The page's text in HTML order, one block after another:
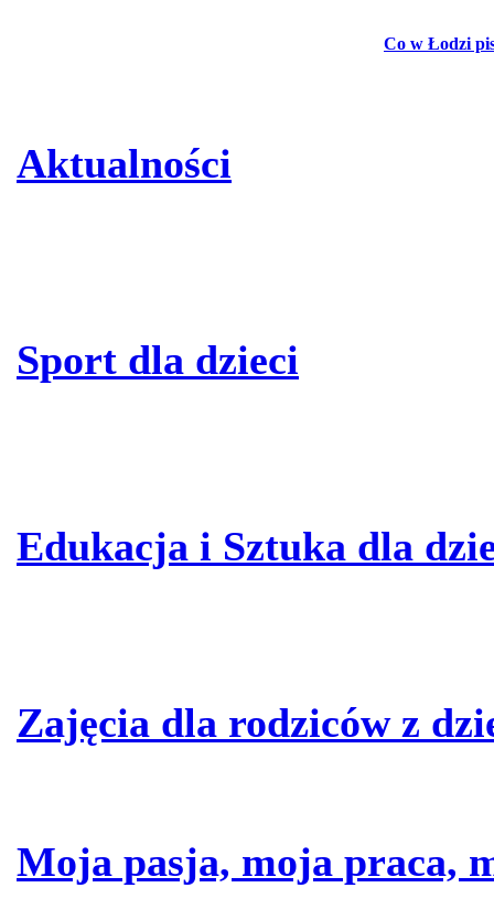
Co w Łodzi
Aktualności
Sport dla dzieci
Edukacja i Sztuka dla
Zajęcia dla rodziców z
Moja pasja, moja praca,